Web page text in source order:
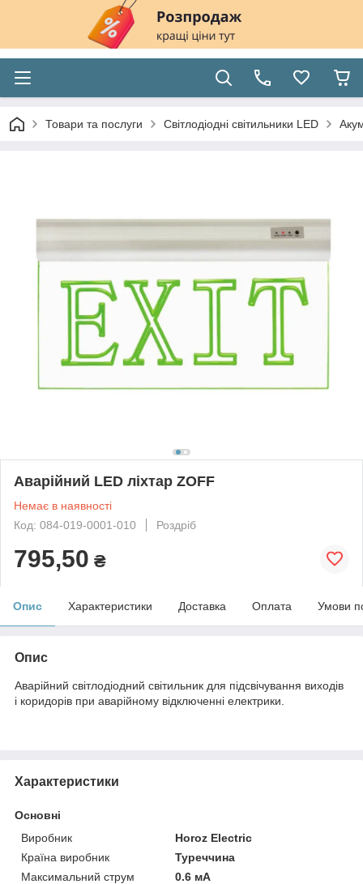
Товари та послуги Світлодіодні світильники LED
Аварійний LED ліхтар ZOFF
Немає в наявності
Код: 084-019-0001-010
Роздріб
795,50 ₴
Опис Характеристики Доставка Оплата Умови
Опис
Аварійний світлодіодний світильник для підсвічування виходів
і коридорів при аварійному відключенні електрики.
Характеристики
Основні
Виробник
Horoz Electric
Країна виробник
Туреччина
Максимальний струм
0.6 мА